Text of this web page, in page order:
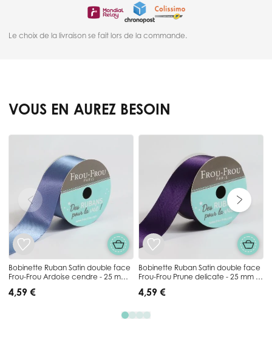
Le choix de la livraison se fait lors de la commande.
VOUS EN AUREZ BESOIN
Press to skip carousel
Bobinette Ruban Satin double face
Frou-Frou Ardoise cendre - 25 mm x
4,59 €
Bobinette Ruban Satin double face
Frou-Frou Prune delicate - 25 mm x
4,59 €